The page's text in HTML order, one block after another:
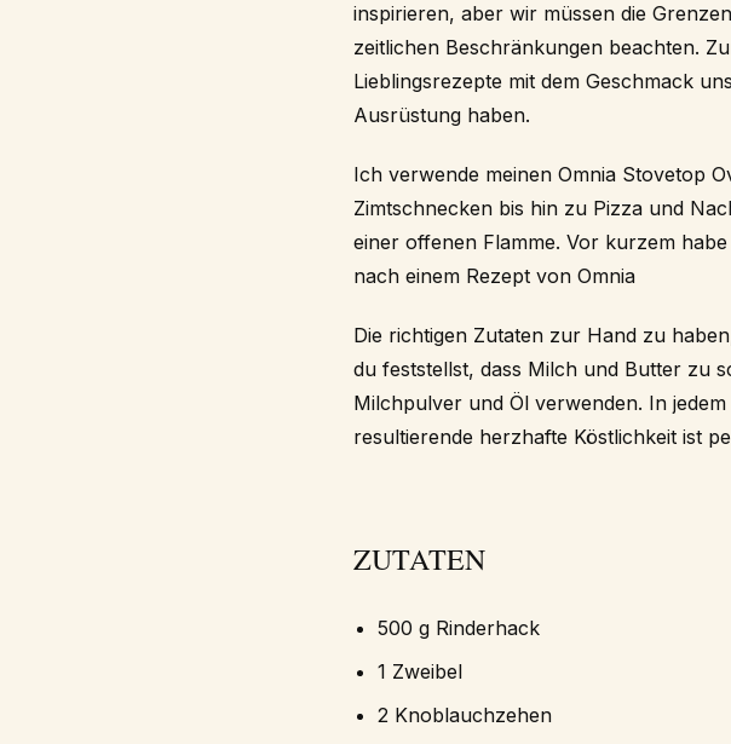
inspirieren, aber wir müssen die
zeitlichen Beschränkungen beachten.
Lieblingsrezepte mit dem Geschmack
Ausrüstung haben.
Ich verwende meinen Omnia Stovetop
Zimtschnecken bis hin zu Pizza und
einer offenen Flamme. Vor kurzem
nach einem Rezept von Omnia
Die richtigen Zutaten zur Hand zu
du feststellst, dass Milch und Butter zu
Milchpulver und Öl verwenden. In
resultierende herzhafte Köstlichkeit ist
ZUTATEN
500 g Rinderhack
1 Zweibel
2 Knoblauchzehen